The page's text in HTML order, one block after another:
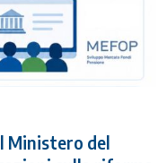
Ministero del